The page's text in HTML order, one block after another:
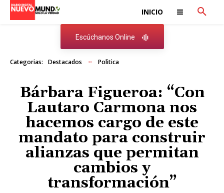
INICIO
Escúchanos Online
Categorias: Destacados Politica
Bárbara Figueroa: “Con
Lautaro Carmona nos
hacemos cargo de este
mandato para construir
alianzas que permitan
cambios y
transformación”